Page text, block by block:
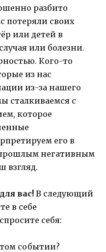
разбито
потеряли своих
или детей в
или болезни.
Кого-то
из нас
из-за нашего
сталкиваемся с
которое
его в
негативным
взгляд.
вас! В следующий
в себе
себя:
событии?